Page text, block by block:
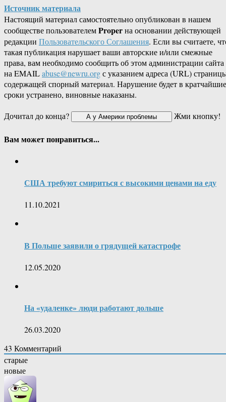
Источник материала
Настоящий материал самостоятельно опубликован в нашем
сообществе пользователемProperна основании действующей
редакции Пользовательского Соглашения. Если вы считаете,
такая публикация нарушает ваши авторские и/или смежные
права, вам необходимо сообщить об этом администрации сайта
на EMAILabuse@newru.orgс указанием адреса (URL)
содержащей спорный материал. Нарушение будет в кратчайшие
сроки устранено, виновные наказаны.
Дочитал до конца?
Жми кнопку!
Вам может понравиться...
США требуют смириться с высокими ценами на еду
11.10.2021
В Польше заявили о грядущей катастрофе
12.05.2020
На «удаленке» люди работают дольше
26.03.2020
43 Комментарий
старые
новые